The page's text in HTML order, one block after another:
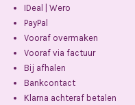
IDeal | Wero
PayPal
Vooraf overmaken
Vooraf via factuur
Bij afhalen
Bankcontact
Klarna achteraf betalen